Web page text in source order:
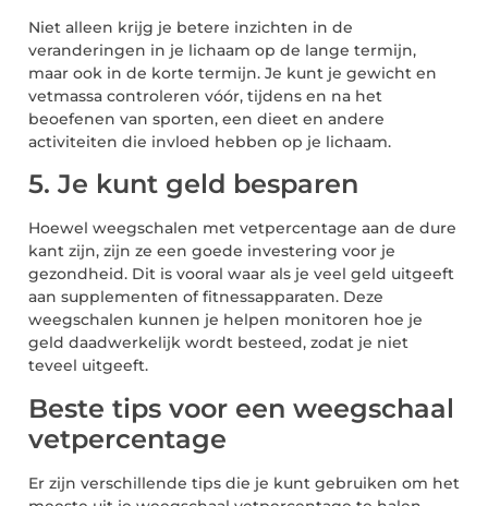
Niet alleen krijg je betere inzichten in de
veranderingen in je lichaam op de lange termijn,
maar ook in de korte termijn. Je kunt je gewicht en
vetmassa controleren vóór, tijdens en na het
beoefenen van sporten, een dieet en andere
activiteiten die invloed hebben op je lichaam.
5. Je kunt geld besparen
Hoewel weegschalen met vetpercentage aan de dure
kant zijn, zijn ze een goede investering voor je
gezondheid. Dit is vooral waar als je veel geld uitgeeft
aan supplementen of fitnessapparaten. Deze
weegschalen kunnen je helpen monitoren hoe je
geld daadwerkelijk wordt besteed, zodat je niet
teveel uitgeeft.
Beste tips voor een weegschaal
vetpercentage
Er zijn verschillende tips die je kunt gebruiken om het